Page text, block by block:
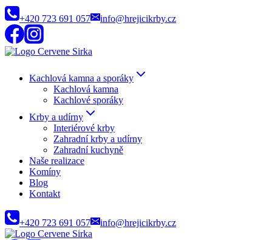
Přeskočit
na
obsah
+420 723 691 057 info@hrejicikrby.cz
Kachlová kamna a sporáky
Kachlová kamna
Kachlové sporáky
Krby a udírny
Interiérové krby
Zahradní krby a udírny
Zahradní kuchyně
Naše realizace
Komíny
Blog
Kontakt
+420 723 691 057 info@hrejicikrby.cz